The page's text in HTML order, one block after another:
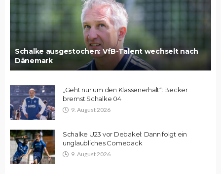
Schalke ausgestochen: VfB-Talent wechselt nach
Dänemark
„Geht nur um den Klassenerhalt“: Becker
bremst Schalke 04
9. August 2026
Schalke U23 vor Debakel: Dann folgt ein
unglaubliches Comeback
9. August 2026